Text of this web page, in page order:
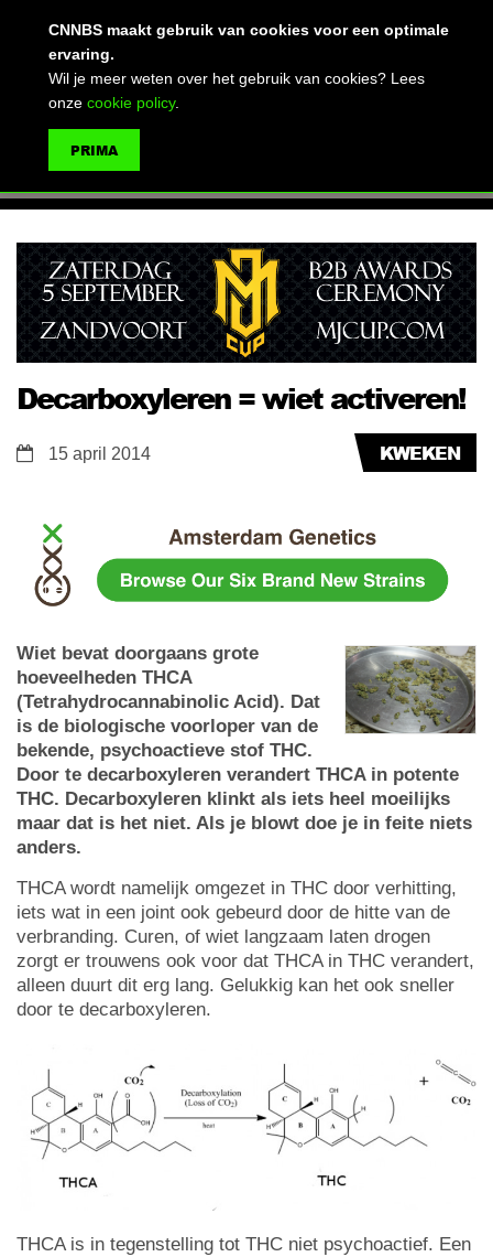
Decarboxyleren = wiet activeren!
KWEKEN
15 april 2014
Wiet bevat doorgaans grote
hoeveelheden THCA
(Tetrahydrocannabinolic Acid). Dat
is de biologische voorloper van de
bekende, psychoactieve stof THC.
Door te decarboxyleren verandert THCA in potente
THC. Decarboxyleren klinkt als iets heel moeilijks
maar dat is het niet. Als je blowt doe je in feite niets
anders.
THCA wordt namelijk omgezet in THC door verhitting,
iets wat in een joint ook gebeurd door de hitte van de
verbranding. Curen, of wiet langzaam laten drogen
zorgt er trouwens ook voor dat THCA in THC verandert,
alleen duurt dit erg lang. Gelukkig kan het ook sneller
door te decarboxyleren.
THCA is in tegenstelling tot THC niet psychoactief. Een
CNNBS maakt gebruik van cookies voor een optimale
ervaring.
Wil je meer weten over het gebruik van cookies? Lees
onze cookie policy.
PRIMA